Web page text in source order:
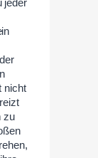
jeder
nicht
zu